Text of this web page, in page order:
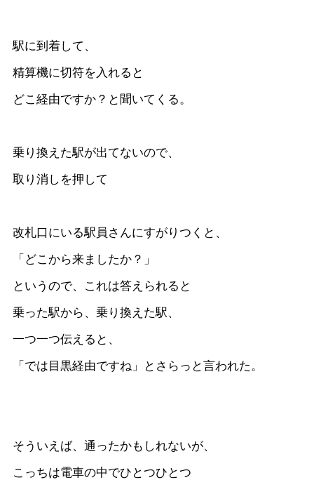
駅に到着して、
精算機に切符を入れると
どこ経由ですか？と聞いてくる。
乗り換えた駅が出てないので、
取り消しを押して
改札口にいる駅員さんにすがりつくと、
「どこから来ましたか？」
というので、これは答えられると
乗った駅から、乗り換えた駅、
一つ一つ伝えると、
「では目黒経由ですね」とさらっと言われた。
そういえば、通ったかもしれないが、
こっちは電車の中でひとつひとつ